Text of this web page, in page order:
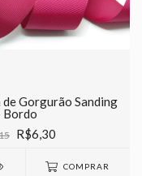
de Gorgurão Sanding
Bordo
R$6,30
COMPRAR